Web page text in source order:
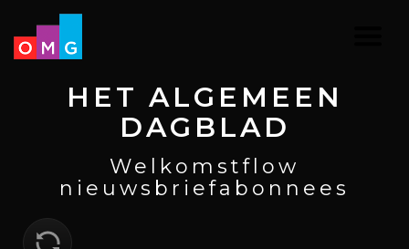
HET ALGEMEEN
DAGBLAD
Welkomstflow
nieuwsbriefabonnees